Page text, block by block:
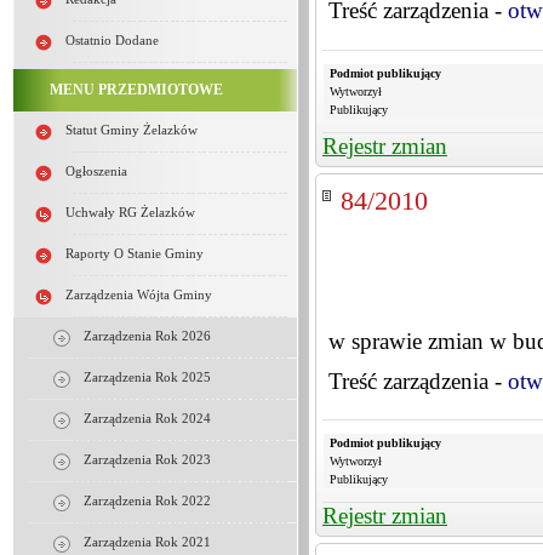
Ostatnio Dodane
MENU PRZEDMIOTOWE
Statut Gminy Żelazków
Ogłoszenia
Uchwały RG Żelazków
Raporty O Stanie Gminy
Zarządzenia Wójta Gminy
Zarządzenia Rok 2026
Zarządzenia Rok 2025
Zarządzenia Rok 2024
Zarządzenia Rok 2023
Zarządzenia Rok 2022
Zarządzenia Rok 2021
Treść zarządzenia -
Podmiot publikujący
Wytworzył
Publikujący
Rejestr zmian
84/2010
w sprawie zmian w
Treść zarządzenia -
Podmiot publikujący
Wytworzył
Publikujący
Rejestr zmian